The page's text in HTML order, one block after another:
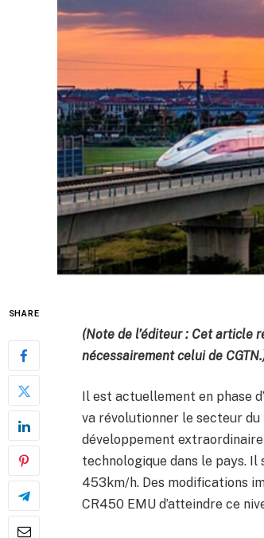
SHARE
(Note de l’éditeur : Cet article
nécessairement celui de
Il est actuellement en phase
va révolutionner le secteur
développement
technologique dans le pays. Il
453km/h. Des modifications
CR450 EMU d’atteindre ce